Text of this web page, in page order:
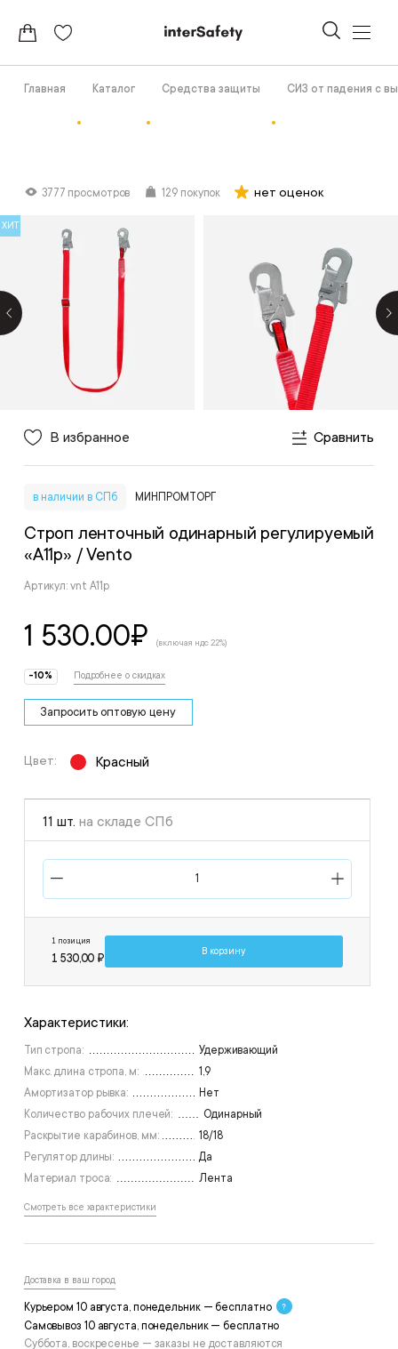
Главная Каталог Средства защиты СИЗ от падения с
3777 просмотров 129 покупок нет оценок
ХИТ
В избранное Сравнить
в наличии в СПб МИНПРОМТОРГ
Строп ленточный одинарный регулируемый
«А11р» / Vento
Артикул: vnt A11p
1 530.00₽ (включая ндс 22%)
-10% Подробнее о скидках
Запросить оптовую цену
Цвет: Красный
11 шт. на складе СПб
1 позиция
1 530,00 ₽
В корзину
Характеристики:
Тип стропа:
Удерживающий
Макс. длина стропа, м:
1,9
Амортизатор рывка:
Нет
Количество рабочих плечей:
Одинарный
Раскрытие карабинов, мм:
18/18
Регулятор длины:
Да
Материал троса:
Лента
Смотреть все характеристики
Доставка в ваш город
Курьером 10 августа, понедельник — бесплатно
Самовывоз 10 августа, понедельник — бесплатно
Суббота, воскресенье — заказы не доставляются